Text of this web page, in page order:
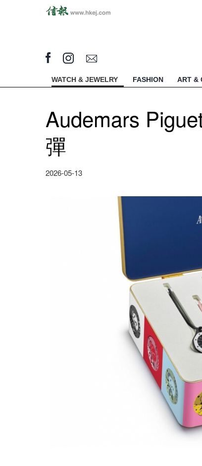
WATCH & JEWELRY FASHION ART &
Audemars
彈
2026-05-13